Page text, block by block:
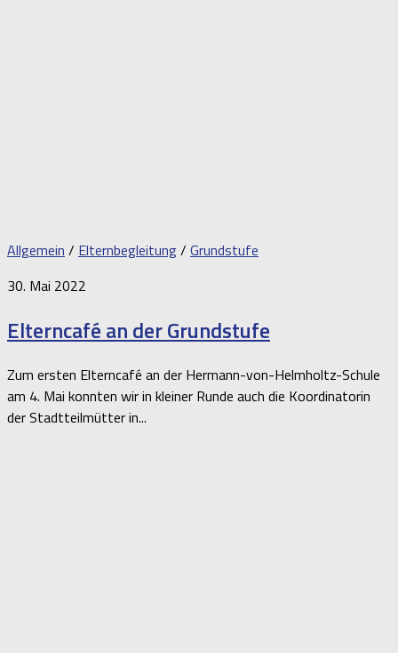
Allgemein / Elternbegleitung/ Grundstufe
30. Mai 2022
Elterncafé an der Grundstufe
Zum ersten Elterncafé an der Hermann-von-Helmholtz-Schule
am 4. Mai konnten wir in kleiner Runde auch die Koordinatorin
der Stadtteilmütter in...